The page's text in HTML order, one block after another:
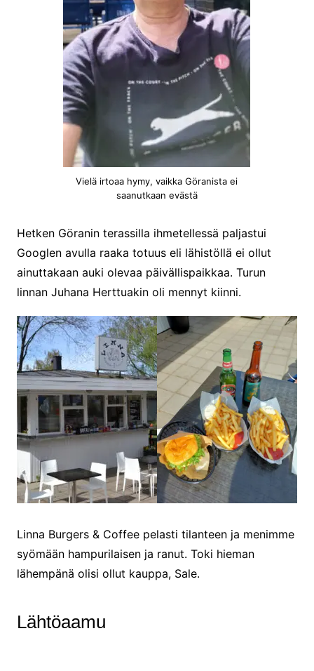
Vielä irtoaa hymy, vaikka Göranista ei
saanutkaan evästä
Hetken Göranin terassilla ihmetellessä paljastui
Googlen avulla raaka totuus eli lähistöllä ei ollut
ainuttakaan auki olevaa päivällispaikkaa. Turun
linnan Juhana Herttuakin oli mennyt kiinni.
Linna Burgers & Coffee pelasti tilanteen ja menimme
syömään hampurilaisen ja ranut. Toki hieman
lähempänä olisi ollut kauppa, Sale.
Lähtöaamu